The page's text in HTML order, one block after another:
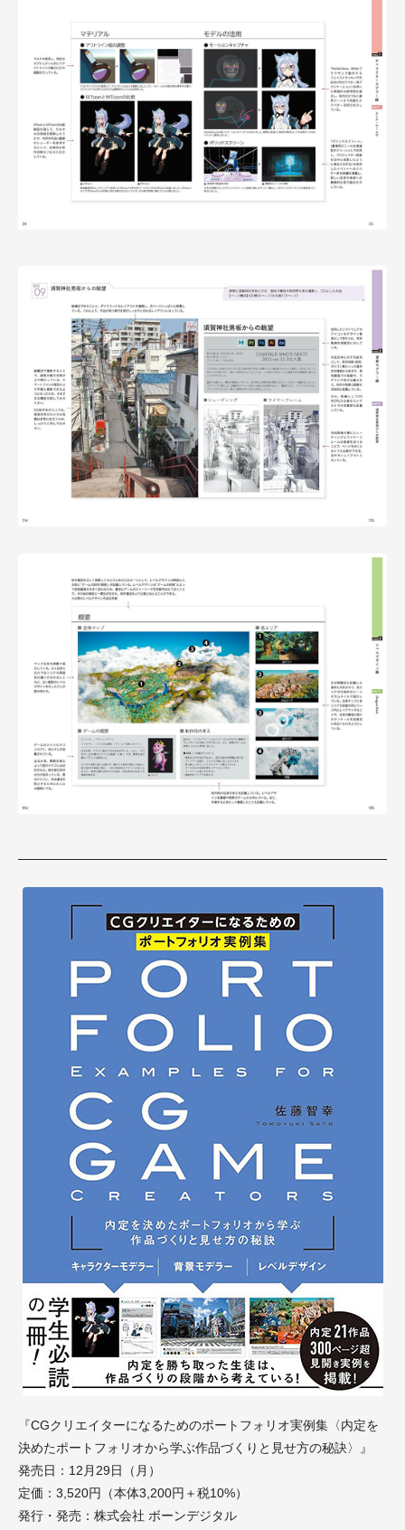
『CGクリエイターになるためのポートフォリオ実例集〈内定を
決めたポートフォリオから学ぶ作品づくりと見せ方の秘訣〉』
発売日：12月29日（月）
定価：3,520円（本体3,200円＋税10%）
発行・発売：株式会社 ボーンデジタル